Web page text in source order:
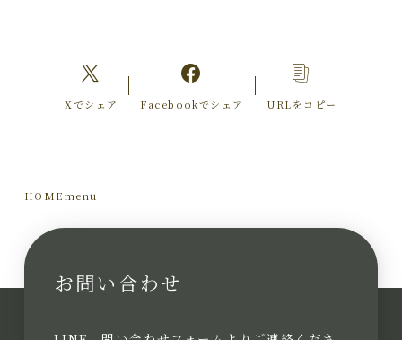
Xでシェア Facebookでシェア URLをコピー
HOMEmenu
お問い合わせ